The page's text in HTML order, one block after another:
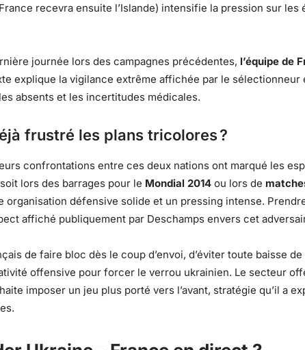
recevra ensuite l’Islande) intensifie la pression sur les
journée lors des campagnes précédentes, l’équipe de
explique la vigilance extrême affichée par le sélectionneur
absents et les incertitudes médicales.
frustré les plans tricolores ?
confrontations entre ces deux nations ont marqué les
lors des barrages pour le Mondial 2014 ou lors de
organisation défensive solide et un pressing intense.
affiché publiquement par Deschamps envers cet
de faire bloc dès le coup d’envoi, d’éviter toute baisse
offensive pour forcer le verrou ukrainien. Le secteur
imposer un jeu plus porté vers l’avant, stratégie qu’il a